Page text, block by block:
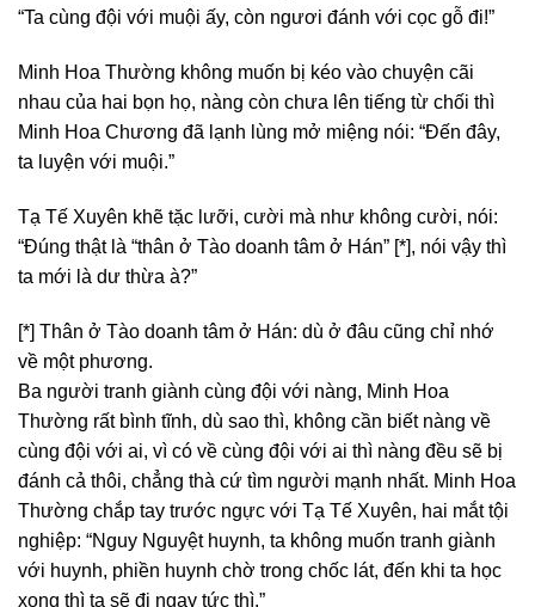
“Ta cùng đội với muội ấy, còn ngươi đánh với cọc gỗ đi!”
Minh Hoa Thường không muốn bị kéo vào chuyện cãi
nhau của hai bọn họ, nàng còn chưa lên tiếng từ chối thì
Minh Hoa Chương đã lạnh lùng mở miệng nói: “Đến đây,
ta luyện với muội.”
Tạ Tế Xuyên khẽ tặc lưỡi, cười mà như không cười, nói:
“Đúng thật là “thân ở Tào doanh tâm ở Hán” [*], nói vậy thì
ta mới là dư thừa à?”
[*] Thân ở Tào doanh tâm ở Hán: dù ở đâu cũng chỉ nhớ
về một phương.
Ba người tranh giành cùng đội với nàng, Minh Hoa
Thường rất bình tĩnh, dù sao thì, không cần biết nàng về
cùng đội với ai, vì có về cùng đội với ai thì nàng đều sẽ bị
đánh cả thôi, chẳng thà cứ tìm người mạnh nhất. Minh Hoa
Thường chắp tay trước ngực với Tạ Tế Xuyên, hai mắt tội
nghiệp: “Nguy Nguyệt huynh, ta không muốn tranh giành
với huynh, phiền huynh chờ trong chốc lát, đến khi ta học
xong thì ta sẽ đi ngay tức thì.”